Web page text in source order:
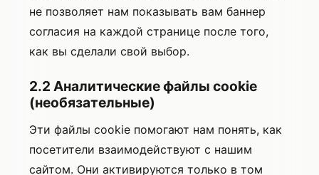
не позволяет нам показывать вам баннер
согласия на каждой странице после того,
как вы сделали свой выбор.
2.2 Аналитические файлы cookie
(необязательные)
Эти файлы cookie помогают нам понять, как
посетители взаимодействуют с нашим
сайтом. Они активируются только в том